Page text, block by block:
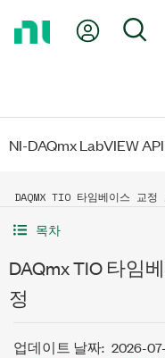
My
NI-DAQmx LabVIEW
DAQMX TIO 타임베이스 교정
목차
DAQmx TIO 타임
정
업데이트 날짜: 2026-